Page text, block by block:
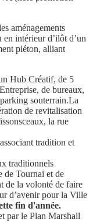
aménagements
en intérieur d’ilôt d’un
piéton, alliant
Hub Créatif, de 5
de bureaux,
souterrain.La
de revitalisation
la rue
tradition et
traditionnels
de Tournai et de
de la volonté de faire
d’avenir pour la Ville
fin d'année.
par le Plan Marshall